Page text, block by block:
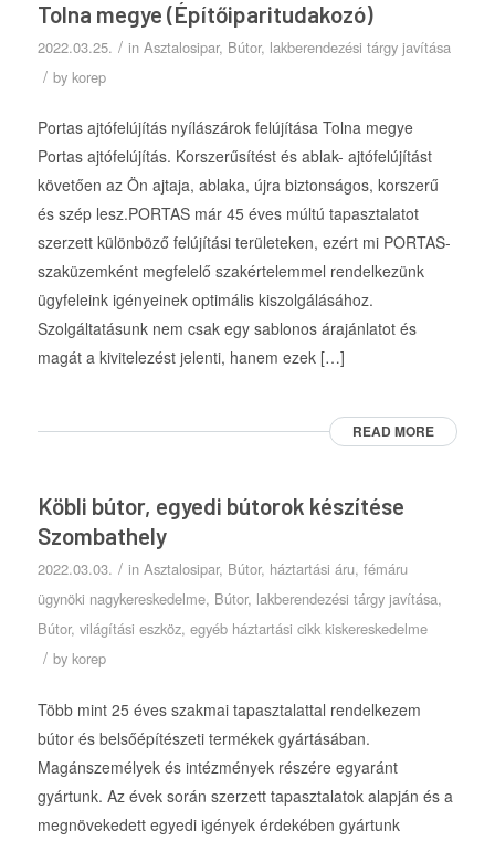
Tolna megye (Építőiparitudakozó)
2022.03.25. / in Asztalosipar, Bútor, lakberendezési tárgy javítása
/ by korep
Portas ajtófelújítás nyílászárok felújítása Tolna megye
Portas ajtófelújítás. Korszerűsítést és ablak- ajtófelújítást
követően az Ön ajtaja, ablaka, újra biztonságos, korszerű
és szép lesz.PORTAS már 45 éves múltú tapasztalatot
szerzett különböző felújítási területeken, ezért mi PORTAS-
szaküzemként megfelelő szakértelemmel rendelkezünk
ügyfeleink igényeinek optimális kiszolgálásához.
Szolgáltatásunk nem csak egy sablonos árajánlatot és
magát a kivitelezést jelenti, hanem ezek […]
READ MORE
Köbli bútor, egyedi bútorok készítése
Szombathely
2022.03.03. / in Asztalosipar, Bútor, háztartási áru, fémáru
ügynöki nagykereskedelme, Bútor, lakberendezési tárgy javítása,
Bútor, világítási eszköz, egyéb háztartási cikk kiskereskedelme
/ by korep
Több mint 25 éves szakmai tapasztalattal rendelkezem
bútor és belsőépítészeti termékek gyártásában.
Magánszemélyek és intézmények részére egyaránt
gyártunk. Az évek során szerzett tapasztalatok alapján és a
megnövekedett egyedi igények érdekében gyártunk